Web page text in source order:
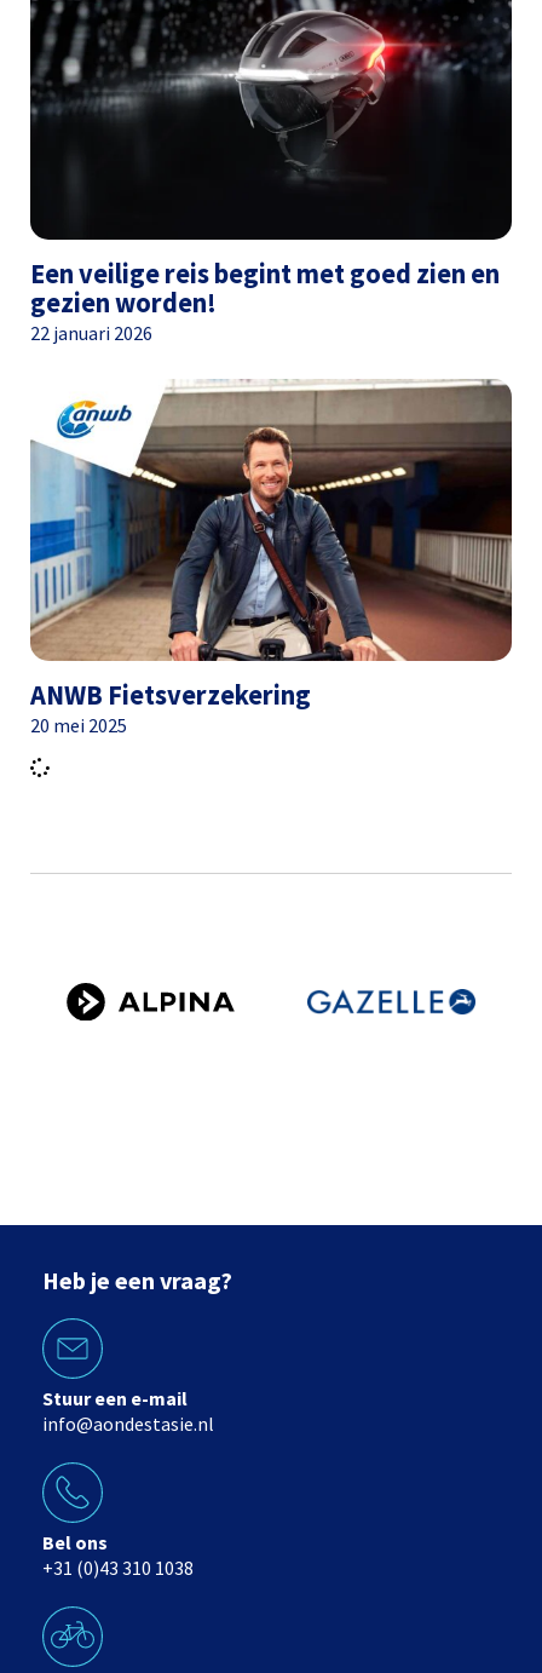
Een veilige reis begint met goed zien en
gezien worden!
22 januari 2026
ANWB Fietsverzekering
20 mei 2025
Heb je een vraag?
Stuur een e-mail
info@aondestasie.nl
Bel ons
+31 (0)43 310 1038